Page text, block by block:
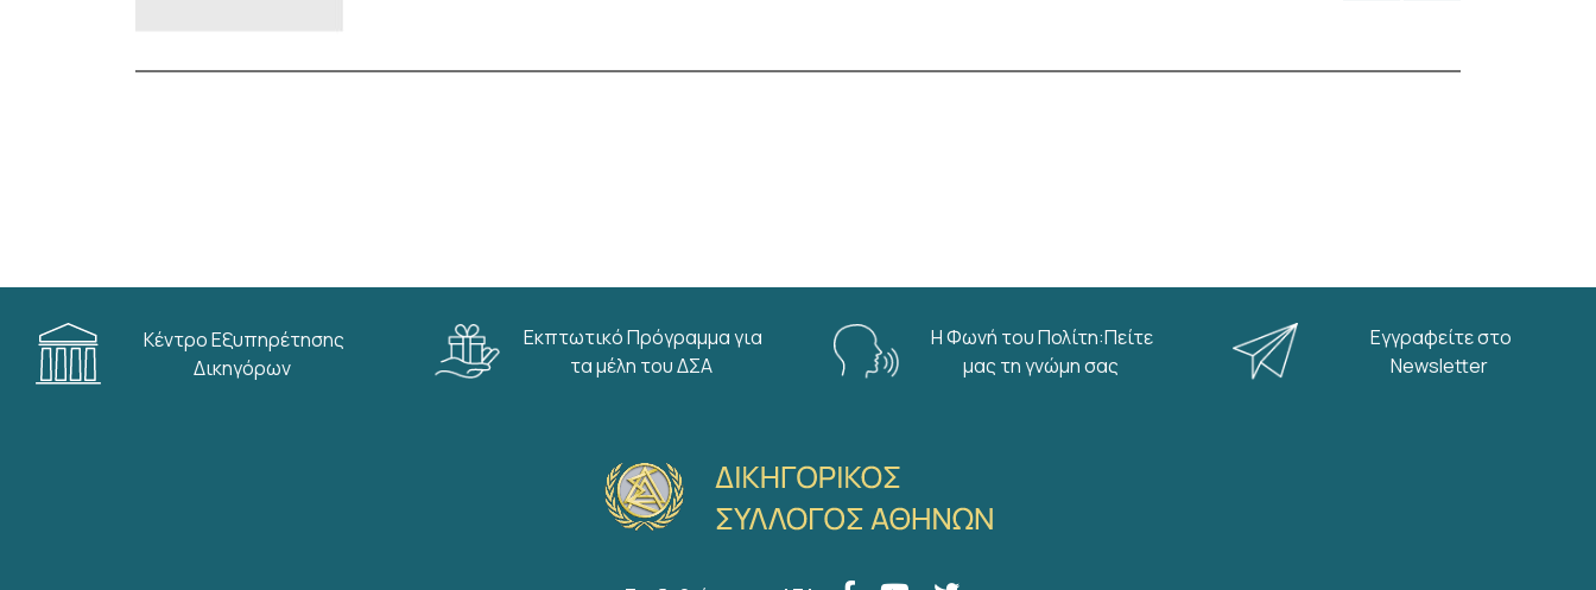
Κέντρο Εξυπηρέτησης
Δικηγόρων
Εκπτωτικό Πρόγραμμα για
τα μέλη του ΔΣΑ
Η Φωνή του Πολίτη:Πείτε
μας τη γνώμη σας
Εγγραφείτε στο
Newsletter